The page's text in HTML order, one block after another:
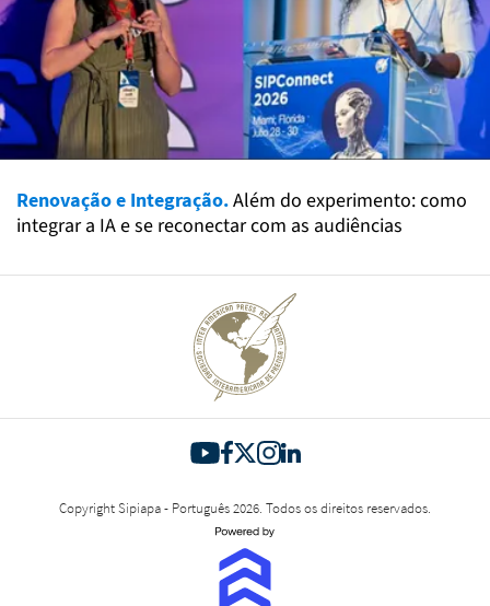
Renovação e Integração.Além do experimento: como
integrar a IA e se reconectar com as audiências
Copyright Sipiapa - Português 2026. Todos os direitos reservados.